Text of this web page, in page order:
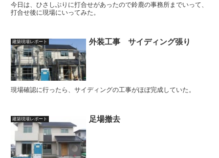
今日は、ひさしぶりに打合せがあったので鈴鹿の事務所までいって、
打合せ後に現場にいってみた。
建築現場レポート 外装工事 サイディング張り
現場確認に行ったら、サイディングの工事がほぼ完成していた。
建築現場レポート 足場撤去